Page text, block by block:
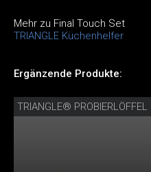
Mehr zu Final Touch Set
TRIANGLE Küchenhelfer
Ergänzende Produkte:
TRIANGLE® PROBIERLÖFFEL